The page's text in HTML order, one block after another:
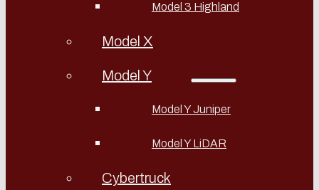
Model 3 Highland
Model X
Model Y
Model Y Juniper
Model Y LiDAR
Cybertruck